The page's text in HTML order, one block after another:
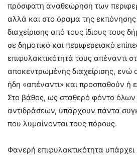
πρόσφατη αναθεώρηση των
αλλά και στο όραμα της
διαχείρισης από τους ίδιους τους
σε δημοτικό και περιφερειακό
επιφυλακτικότητά τους απέναντι
αποκεντρωμένης διαχείρισης, ενώ
ήδη «απέναντι» και προσπαθούν ή
Στο βάθος, ως σταθερό φόντο
αντιδράσεων, υπάρχουν πάντα
που λυμαίνονται τους πόρους.
Φανερή επιφυλακτικότητα υπάρχει